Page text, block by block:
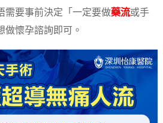
需要事前決定「一定要做藥流或手
做懷孕諮詢即可。